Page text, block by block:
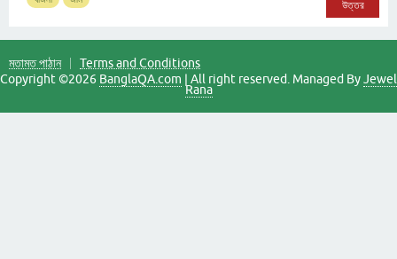
উত্তর
মতামত পাঠান
Terms and Conditions
Copyright ©2026 BanglaQA.com | All right reserved. Managed ByJewel
Rana